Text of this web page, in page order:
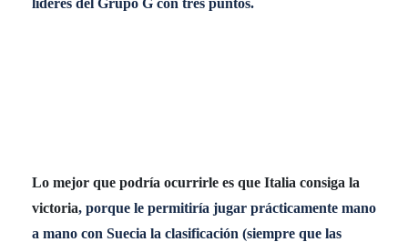
líderes del Grupo G con tres puntos.
Lo mejor que podría ocurrirle es que Italia consiga la
victoria, porque le permitiría jugar prácticamente mano
a mano con Suecia la clasificación (siempre que las